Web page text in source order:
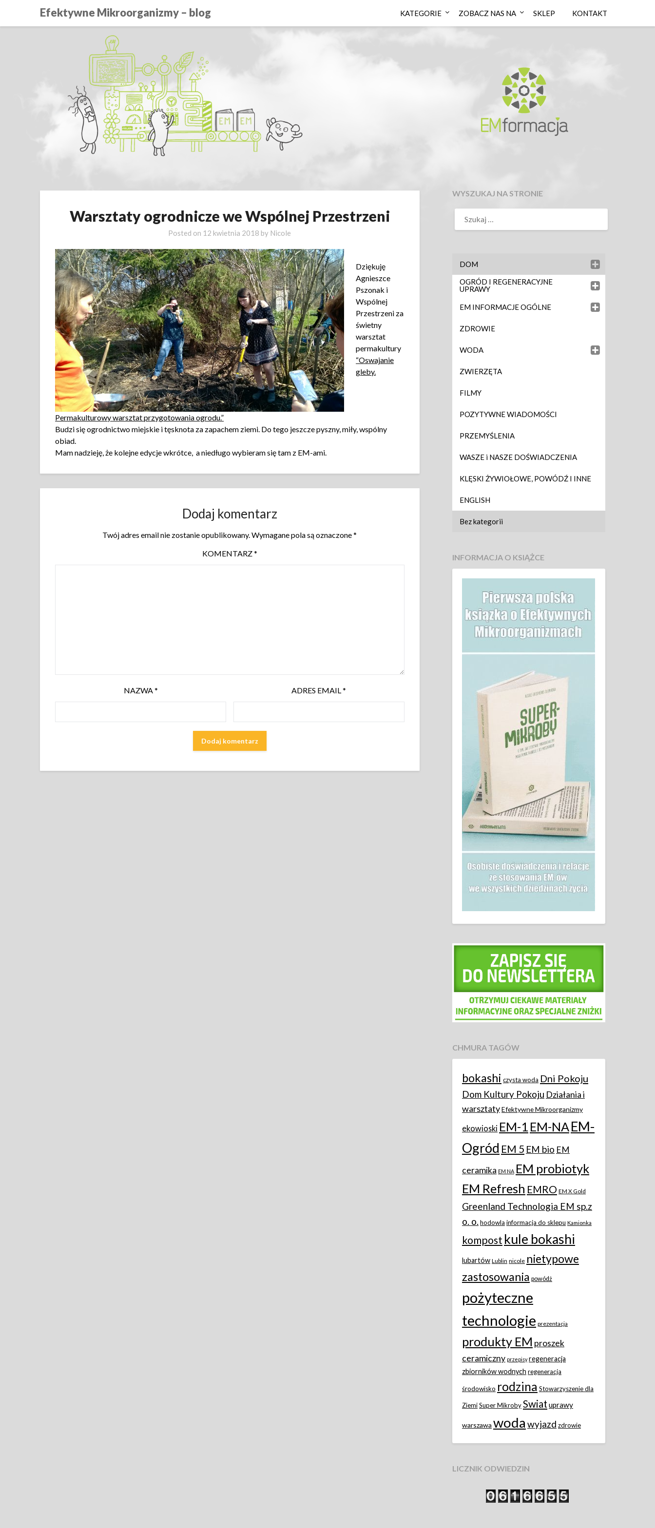
Efektywne Mikroorganizmy – blog KATEGORIE ZOBACZ NAS NA SKLEP KONTAKT
Warsztaty ogrodnicze we Wspólnej Przestrzeni
Posted on 12 kwietnia 2018 by Nicole
Dziękuję
Agnieszce
Pszonak i
Wspólnej
Przestrzeni za
świetny
warsztat
permakultury
“Oswajanie
gleby.
Permakulturowy warsztat przygotowania ogrodu.”
Budzi się ogrodnictwo miejskie i tęsknota za zapachem ziemi. Do tego jeszcze pyszny, miły, wspólny
obiad.
Mam nadzieję, że kolejne edycje wkrótce, a niedługo wybieram się tam z EM-ami.
Dodaj komentarz
Twój adres email nie zostanie opublikowany.Wymagane pola są oznaczone*
KOMENTARZ*
NAZWA* ADRES EMAIL*
WYSZUKAJ NA STRONIE
DOM
OGRÓD I REGENERACYJNE
UPRAWY
EM INFORMACJE OGÓLNE
ZDROWIE
WODA
ZWIERZĘTA
FILMY
POZYTYWNE WIADOMOŚCI
PRZEMYŚLENIA
WASZE i NASZE DOŚWIADCZENIA
KLĘSKI ŻYWIOŁOWE, POWÓDŹ I INNE
ENGLISH
Bez kategorii
INFORMACJA O KSIĄŻCE
CHMURA TAGÓW
bokashi czysta woda Dni Pokoju
Dom Kultury Pokoju Działania i
warsztatyEfektywne Mikroorganizmy
ekowioski EM-1 EM-NAEM-
Ogród EM 5 EM bio EM
ceramika EM NA EM probiotyk
EM Refresh EMRO EM X Gold
Greenland Technologia EM sp.z
o. o.hodowla informacja do sklepu Kamionka
kompost kule bokashi
lubartów Lublin nicole nietypowe
zastosowania powódż
pożyteczne
technologie prezentacja
produkty EM proszek
ceramiczny przepisy regeneracja
zbiorników wodnych regeneracja
środowisko rodzina Stowarzyszenie dla
ZiemiSuper MikrobySwiat uprawy
warszawa woda wyjazd zdrowie
LICZNIK ODWIEDZIN